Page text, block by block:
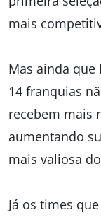
mais
Mas ainda que
14 franquias
recebem mais
aumentando
mais valiosa
Já os times